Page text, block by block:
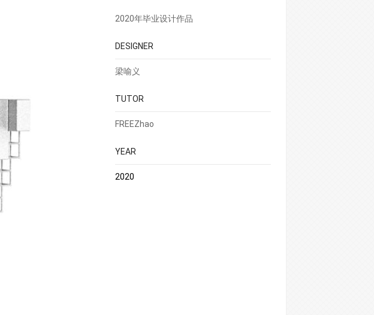
2020年毕业设计作品
DESIGNER
梁喻义
TUTOR
FREEZhao
YEAR
2020